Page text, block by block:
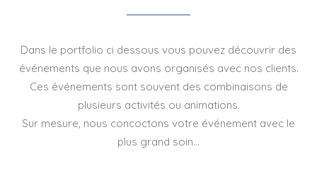
Dans le portfolio ci dessous vous pouvez découvrir des
événements que nous avons organisés avec nos clients.
Ces événements sont souvent des combinaisons de
plusieurs activités ou animations.
Sur mesure, nous concoctons votre événement avec le
plus grand soin…